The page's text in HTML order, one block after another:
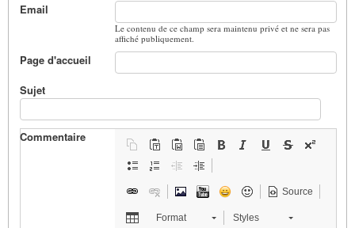
Email
Le contenu de ce champ sera maintenu privé et ne sera pas
affiché publiquement.
Page d'accueil
Sujet
Commentaire
Source
Format Styles